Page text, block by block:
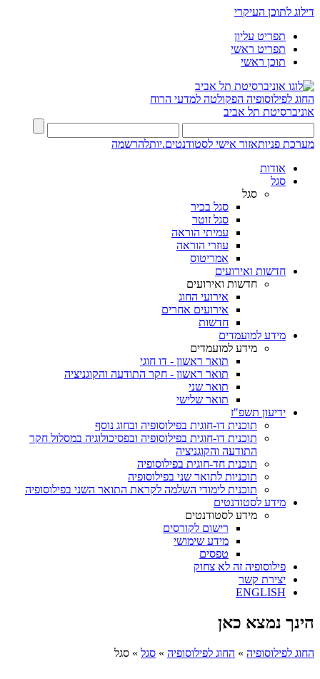
דילוג לתוכן העיקרי
תפריט עליון
תפריט ראשי
תוכן ראשי
החוג לפילוסופיה הפקולטה למדעי הרוח
אוניברסיטת תל אביב
מערכת פניותאזור אישי לסטודנטים.יותלהרשמה
אודות
סגל
סגל
סגל בכיר
סגל זוטר
עמיתי הוראה
עוזרי הוראה
אמריטוס
חדשות ואירועים
חדשות ואירועים
אירועי החוג
אירועים אחרים
חדשות
מידע למועמדים
מידע למועמדים
תואר ראשון - דו חוגי
תואר ראשון - חקר התודעה והקוגניציה
תואר שני
תואר שלישי
ידיעון תשפ"ז
תוכנית דו-חוגית בפילוסופיה ובחוג נוסף
תוכנית דו-חוגית בפילוסופיה ובפסיכולוגיה במסלול חקר
התודעה והקוגניציה
תוכנית חד-חוגית בפילוסופיה
תוכניות לתואר שני בפילוסופיה
תוכנית לימודי השלמה לקראת התואר השני בפילוסופיה
מידע לסטודנטים
מידע לסטודנטים
רישום לקורסים
מידע שימושי
טפסים
פילוסופיה זה לא צחוק
יצירת קשר
ENGLISH
הינך נמצא כאן
החוג לפילוסופיה » החוג לפילוסופיה » סגל » סגל